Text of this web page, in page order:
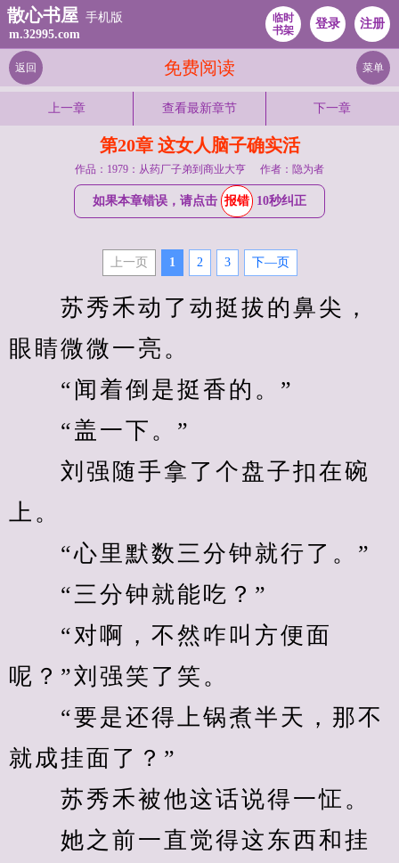
散心书屋 手机版
m.32995.com
临时
书架
登录 注册
免费阅读
返回 菜单
上一章 查看最新章节 下一章
第20章 这女人脑子确实活
作品：1979：从药厂子弟到商业大亨 作者：隐为者
如果本章错误，请点击 报错 10秒纠正
上一页 1 2 3 下—页
苏秀禾动了动挺拔的鼻尖，
眼睛微微一亮。
“闻着倒是挺香的。”
“盖一下。”
刘强随手拿了个盘子扣在碗
上。
“心里默数三分钟就行了。”
“三分钟就能吃？”
“对啊，不然咋叫方便面
呢？”刘强笑了笑。
“要是还得上锅煮半天，那不
就成挂面了？”
苏秀禾被他这话说得一怔。
她之前一直觉得这东西和挂